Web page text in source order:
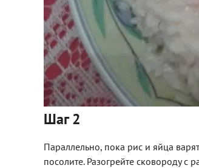
Шаг 2
Параллельно, пока рис и яйца
посолите. Разогрейте сковороду с